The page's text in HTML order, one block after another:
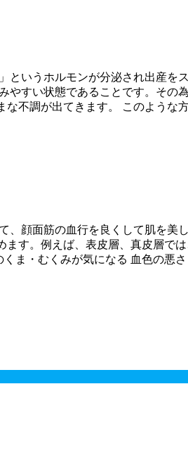
いうホルモンが分泌され出産を
すい状態であることです。そ
不調が出てきます。 このような
顔面筋の血行を良くして肌を美
す。例えば、表皮層、真皮層で
ま・むくみが気になる 血色の悪